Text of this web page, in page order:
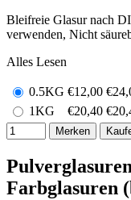
Bleifreie Glasur nach
verwenden, Nicht
Alles Lesen
0.5KG €12,00
1KG
€20,40
Merken
Pulverglasuren
Farbglasuren